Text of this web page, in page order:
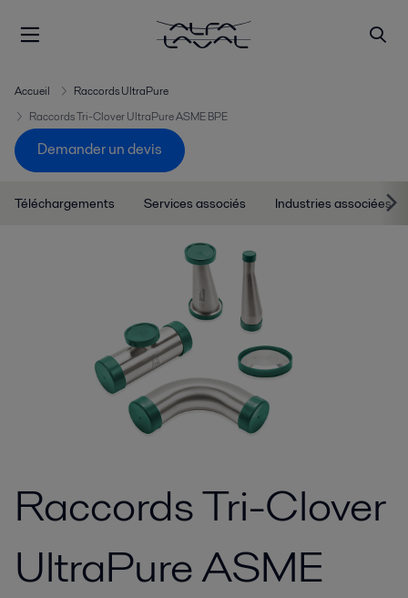
Accueil
Raccords UltraPure
Raccords Tri-Clover UltraPure ASME BPE
Demander un devis
Téléchargements Services associés Industries associées
Raccords Tri-Clover
UltraPure ASME